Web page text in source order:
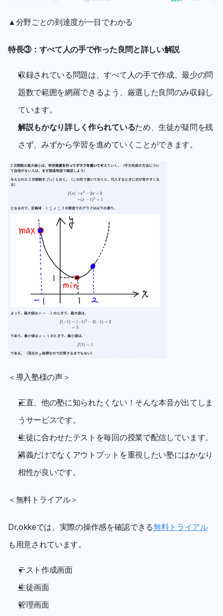
▲分野ごとの到達度が一目でわかる
特長③：すべて人の手で作った良問と詳しい解説
収録されている問題は、すべて人の手で作成。最少の問
題数で範囲を網羅できるよう、厳選した良問のみ収録し
ています。
解説もかなり詳しく作られているため、生徒が疑問を残
さず、みずから学習を進めていくことができます。
＜導入塾様の声＞
正直、他の塾に知られたくない！そんな本音が出てしま
うサービスです。
生徒に合わせたテストを毎回の授業で配信しています。
講義だけでなくアウトプットを重視したい塾にはかなり
相性が良いです。
＜無料トライアル＞
Dr.okkeでは、実際の操作感を確認できる無料トライアル
も用意されています。
テスト作成画面
生徒画面
管理画面